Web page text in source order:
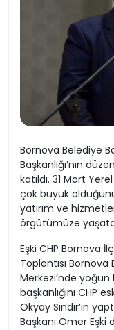
Bornova Belediye
Başkanlığı’nın
katıldı. 31 Mart
çok büyük
yatırım ve
örgütümüze
Eşki CHP Bornova
Toplantısı
Merkezi’nde yoğun
başkanlığını CHP
Okyay Sındır’ın
Başkanı Ömer Eşki